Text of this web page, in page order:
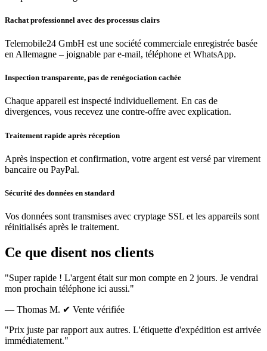
Rachat professionnel avec des processus clairs
Telemobile24 GmbH est une société commerciale enregistrée basée
en Allemagne – joignable par e-mail, téléphone et WhatsApp.
Inspection transparente, pas de renégociation cachée
Chaque appareil est inspecté individuellement. En cas de
divergences, vous recevez une contre-offre avec explication.
Traitement rapide après réception
Après inspection et confirmation, votre argent est versé par virement
bancaire ou PayPal.
Sécurité des données en standard
Vos données sont transmises avec cryptage SSL et les appareils sont
réinitialisés après le traitement.
Ce que disent nos clients
"Super rapide ! L'argent était sur mon compte en 2 jours. Je vendrai
mon prochain téléphone ici aussi."
— Thomas M. ✔ Vente vérifiée
"Prix juste par rapport aux autres. L'étiquette d'expédition est arrivée
immédiatement."